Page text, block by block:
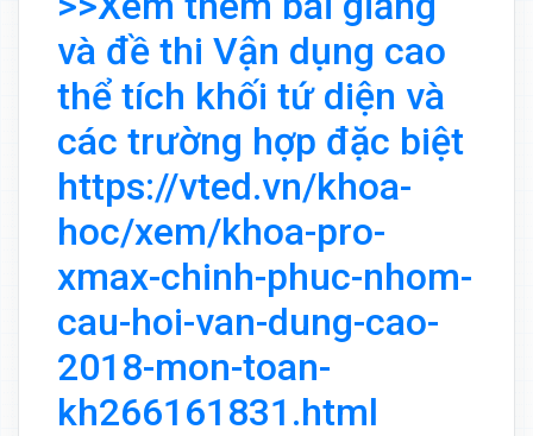
và đề thi Vận dụng cao
thể tích khối tứ diện và
các trường hợp đặc biệt
https://vted.vn/khoa-
hoc/xem/khoa-pro-
xmax-chinh-phuc-nhom-
cau-hoi-van-dung-cao-
2018-mon-toan-
kh266161831.html